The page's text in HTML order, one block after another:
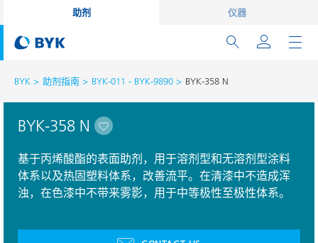
助剂 仪器
BYK 助剂指南 BYK-011 - BYK-9890 BYK-358 N
BYK-358 N
基于丙烯酸酯的表面助剂，用于溶剂型和无溶剂型涂料
体系以及热固塑料体系，改善流平。在清漆中不造成浑
浊，在色漆中不带来雾影，用于中等极性至极性体系。